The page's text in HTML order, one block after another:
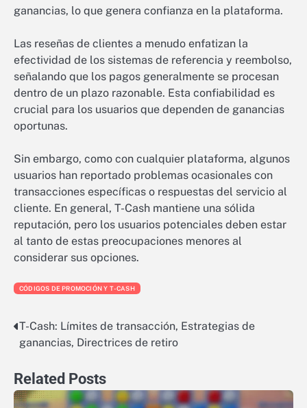
ganancias, lo que genera confianza en la plataforma.
Las reseñas de clientes a menudo enfatizan la
efectividad de los sistemas de referencia y reembolso,
señalando que los pagos generalmente se procesan
dentro de un plazo razonable. Esta confiabilidad es
crucial para los usuarios que dependen de ganancias
oportunas.
Sin embargo, como con cualquier plataforma, algunos
usuarios han reportado problemas ocasionales con
transacciones específicas o respuestas del servicio al
cliente. En general, T-Cash mantiene una sólida
reputación, pero los usuarios potenciales deben estar
al tanto de estas preocupaciones menores al
considerar sus opciones.
CÓDIGOS DE PROMOCIÓN Y T-CASH
Post
navigation
T-Cash: Límites de transacción, Estrategias de
ganancias, Directrices de retiro
Related Posts